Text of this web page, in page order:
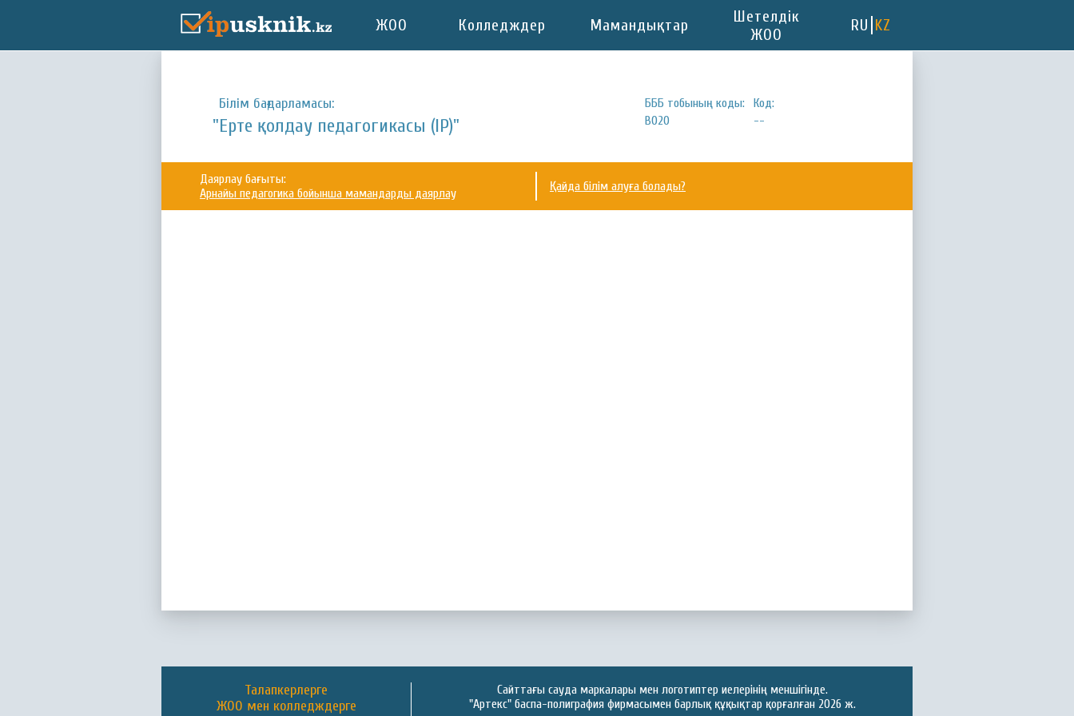
ЖОО Колледждер Мамандықтар
Шетелдік
ЖОО
RU KZ
Білім бағдарламасы:
"Ерте қолдау педагогикасы (IP)"
БББ тобының коды:
В020
Код:
--
Даярлау бағыты:
Арнайы педагогика бойынша мамандарды даярлау
Қайда білім алуға болады?
Талапкерлерге
ЖОО мен колледждерге
Сайттағы сауда маркалары мен логотиптер иелерінің меншігінде.
"Артекс" баспа-полиграфия фирмасымен барлық құқықтар қорғалған 2026 ж.